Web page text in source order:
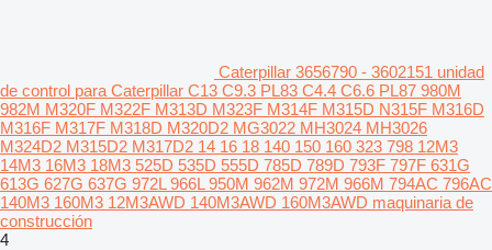
Caterpillar 3656790 - 3602151 unidad
de control para Caterpillar C13 C9.3 PL83 C4.4 C6.6 PL87 980M
982M M320F M322F M313D M323F M314F M315D N315F M316D
M316F M317F M318D M320D2 MG3022 MH3024 MH3026
M324D2 M315D2 M317D2 14 16 18 140 150 160 323 798 12M3
14M3 16M3 18M3 525D 535D 555D 785D 789D 793F 797F 631G
613G 627G 637G 972L 966L 950M 962M 972M 966M 794AC 796AC
140M3 160M3 12M3AWD 140M3AWD 160M3AWD maquinaria de
construcción
4